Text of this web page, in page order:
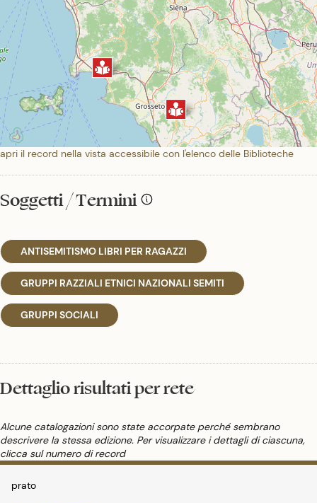
apri il record nella vista accessibile con l'elenco delle Biblioteche
Soggetti / Termini
ANTISEMITISMO LIBRI PER RAGAZZI
GRUPPI RAZZIALI ETNICI NAZIONALI SEMITI
GRUPPI SOCIALI
Dettaglio risultati per rete
Alcune catalogazioni sono state accorpate perché sembrano
descrivere la stessa edizione. Per visualizzare i dettagli di ciascuna,
clicca sul numero di record
prato